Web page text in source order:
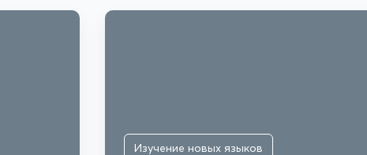
Изучение новых языков